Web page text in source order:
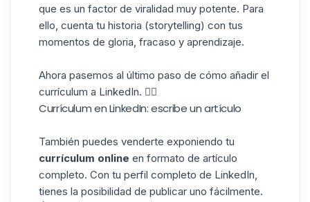
que es un factor de viralidad muy potente. Para
ello, cuenta tu historia (storytelling) con tus
momentos de gloria, fracaso y aprendizaje.
Ahora pasemos al último paso de cómo añadir el
currículum a LinkedIn. 👇🏼
Currículum en LinkedIn: escribe un artículo
También puedes venderte exponiendo tu
currículum online en formato de artículo
completo. Con tu perfil completo de LinkedIn,
tienes la posibilidad de publicar uno fácilmente.